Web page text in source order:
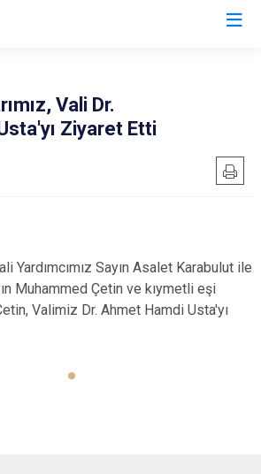
Vali Dr.
Ziyaret Etti
Yardımcımız Sayın Asalet Karabulut ile
Muhammed Çetin ve kıymetli eşi
Valimiz Dr. Ahmet Hamdi Usta'yı